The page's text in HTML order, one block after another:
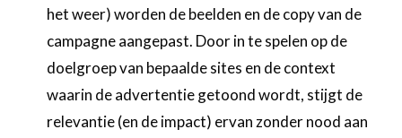
het weer) worden de beelden en de copy van de
campagne aangepast. Door in te spelen op de
doelgroep van bepaalde sites en de context
waarin de advertentie getoond wordt, stijgt de
relevantie (en de impact) ervan zonder nood aan